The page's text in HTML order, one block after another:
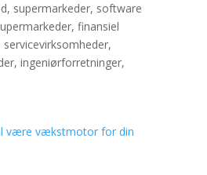
supermarkeder, software
finansiel
ingeniørforretninger,